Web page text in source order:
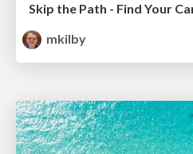
Skip the Path - Find Your
mkilby